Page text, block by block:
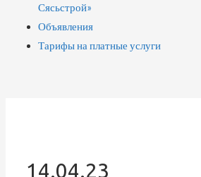
Сясьстрой»
Объявления
Тарифы на платные услуги
14.04.23